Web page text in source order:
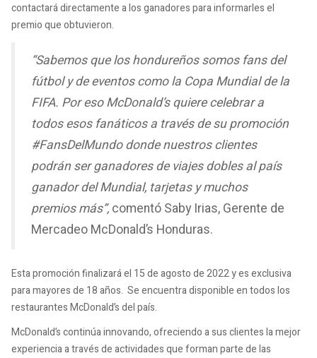
contactará directamente a los ganadores para informarles el
premio que obtuvieron.
“Sabemos que los hondureños somos fans del
fútbol y de eventos como la Copa Mundial de la
FIFA. Por eso McDonald’s quiere celebrar a
todos esos fanáticos a través de su promoción
#FansDelMundo donde nuestros clientes
podrán ser ganadores de viajes dobles al país
ganador del Mundial, tarjetas y muchos
premios más”, comentó Saby Irias, Gerente de
Mercadeo McDonald’s Honduras.
Esta promoción finalizará el 15 de agosto de 2022 y es exclusiva
para mayores de 18 años. Se encuentra disponible en todos los
restaurantes McDonald’s del país.
McDonald’s continúa innovando, ofreciendo a sus clientes la mejor
experiencia a través de actividades que forman parte de las